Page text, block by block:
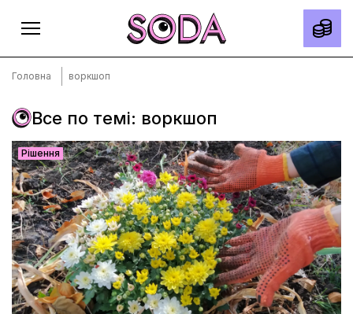
Головна
Тексти
Спецпроєкти
Slow news
Місто
Про нас
Редакційна політика
Головна воркшоп
Все по темі: воркшоп
Рішення